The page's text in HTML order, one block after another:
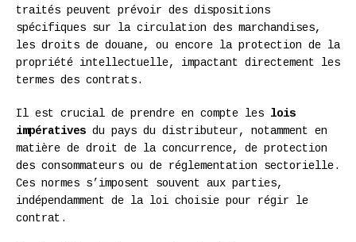
traités peuvent prévoir des dispositions
spécifiques sur la circulation des marchandises,
les droits de douane, ou encore la protection de la
propriété intellectuelle, impactant directement les
termes des contrats.
Il est crucial de prendre en compte les lois
impératives du pays du distributeur, notamment en
matière de droit de la concurrence, de protection
des consommateurs ou de réglementation sectorielle.
Ces normes s’imposent souvent aux parties,
indépendamment de la loi choisie pour régir le
contrat.